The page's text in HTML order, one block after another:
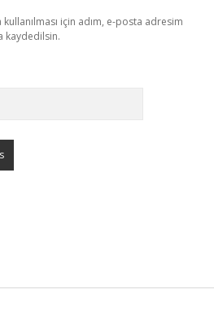
için adım, e-posta adresim
kaydedilsin.